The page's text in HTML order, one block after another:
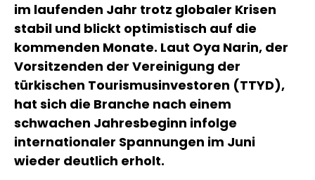
im laufenden Jahr trotz globaler Krisen
stabil und blickt optimistisch auf die
kommenden Monate. Laut Oya Narin, der
Vorsitzenden der Vereinigung der
türkischen Tourismusinvestoren (TTYD),
hat sich die Branche nach einem
schwachen Jahresbeginn infolge
internationaler Spannungen im Juni
wieder deutlich erholt.